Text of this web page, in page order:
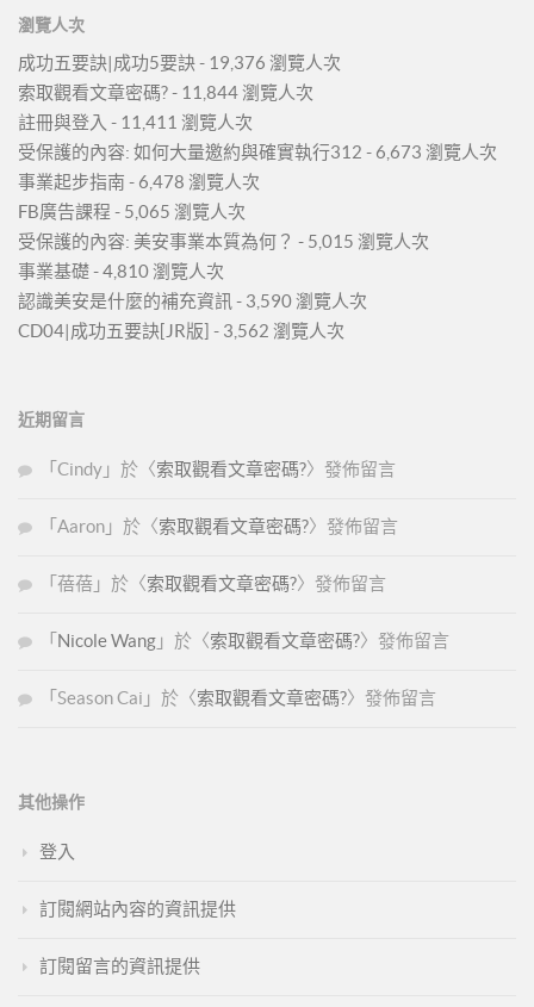
瀏覽人次
成功五要訣|成功5要訣- 19,376 瀏覽人次
索取觀看文章密碼?- 11,844 瀏覽人次
註冊與登入 - 11,411 瀏覽人次
受保護的內容: 如何大量邀約與確實執行312 - 6,673 瀏覽人次
事業起步指南 - 6,478 瀏覽人次
FB廣告課程 - 5,065 瀏覽人次
受保護的內容: 美安事業本質為何？ - 5,015 瀏覽人次
事業基礎- 4,810 瀏覽人次
認識美安是什麼的補充資訊 - 3,590 瀏覽人次
CD04|成功五要訣[JR版] - 3,562 瀏覽人次
近期留言
「 Cindy 」於〈索取觀看文章密碼?〉發佈留言
「 Aaron 」於〈索取觀看文章密碼?〉發佈留言
「 蓓蓓 」於〈索取觀看文章密碼?〉發佈留言
「 Nicole Wang 」於〈索取觀看文章密碼?〉發佈留言
「 Season Cai 」於〈索取觀看文章密碼?〉發佈留言
其他操作
登入
訂閱網站內容的資訊提供
訂閱留言的資訊提供